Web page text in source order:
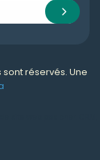
réservés. Une